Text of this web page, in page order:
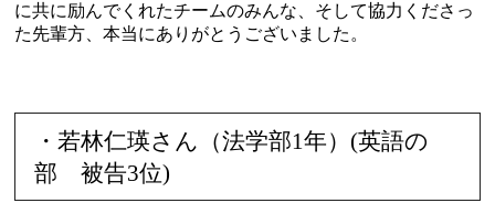
に共に励んでくれたチームのみんな、そして協力くださっ
た先輩方、本当にありがとうございました。
・若林仁瑛さん（法学部1年）(英語の
部 被告3位)